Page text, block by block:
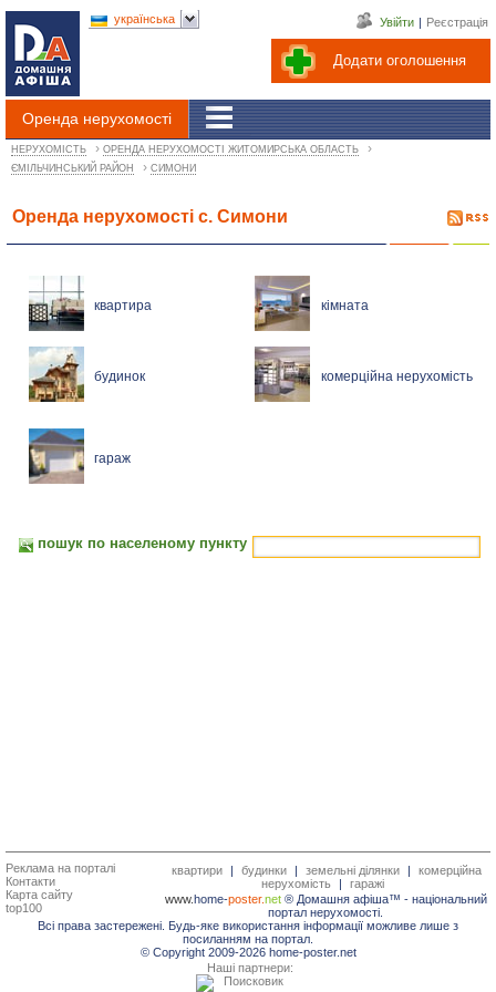
Додати оголошення
Увійти | Реєстрація
Оренда нерухомості
українська
НЕРУХОМІСТЬ › ОРЕНДА НЕРУХОМОСТІ ЖИТОМИРСЬКА ОБЛАСТЬ ›
ЄМІЛЬЧИНСЬКИЙ РАЙОН › СИМОНИ
Оренда нерухомості с. Симони
квартира кімната
будинок комерційна нерухомість
гараж
пошук по населеному пункту
Реклама на порталі
Контакти
Карта сайту
top100
квартири | будинки | земельні ділянки |
комерційна
нерухомість
|
гаражі
www.home-poster.net® Домашня афіша™ - національний
портал нерухомості.
Всі права застережені. Будь-яке використання інформації можливе лише з
посиланням на портал.
© Copyright 2009-2026 home-poster.net
Наші партнери: